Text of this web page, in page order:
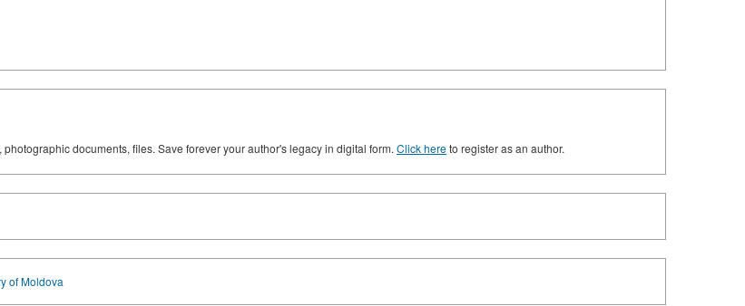
documents, files. Save forever your author's legacy in digital form. Click hereto register as an author.
of Moldova